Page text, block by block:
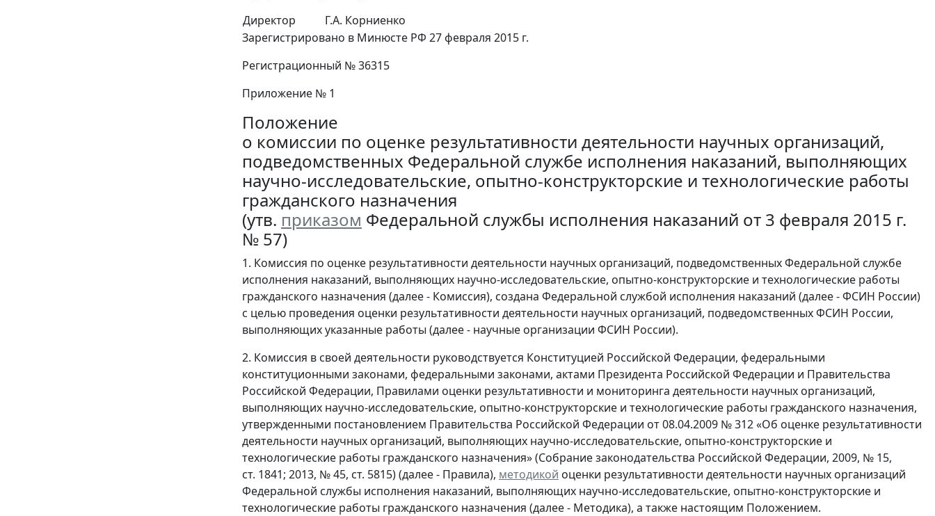
Директор
Г.А. Корниенко
Зарегистрировано в Минюсте РФ 27 февраля 2015 г.
Регистрационный № 36315
Приложение № 1
Положение
о комиссии по оценке результативности деятельности научных организаций,
подведомственных Федеральной службе исполнения наказаний, выполняющих
научно-исследовательские, опытно-конструкторские и технологические работы
гражданского назначения
(утв. приказом Федеральной службы исполнения наказаний от 3 февраля 2015 г.
№ 57)
1. Комиссия по оценке результативности деятельности научных организаций, подведомственных Федеральной службе
исполнения наказаний, выполняющих научно-исследовательские, опытно-конструкторские и технологические работы
гражданского назначения (далее - Комиссия), создана Федеральной службой исполнения наказаний (далее - ФСИН России)
с целью проведения оценки результативности деятельности научных организаций, подведомственных ФСИН России,
выполняющих указанные работы (далее - научные организации ФСИН России).
2. Комиссия в своей деятельности руководствуется Конституцией Российской Федерации, федеральными
конституционными законами, федеральными законами, актами Президента Российской Федерации и Правительства
Российской Федерации, Правилами оценки результативности и мониторинга деятельности научных организаций,
выполняющих научно-исследовательские, опытно-конструкторские и технологические работы гражданского назначения,
утвержденными постановлением Правительства Российской Федерации от 08.04.2009 № 312 «Об оценке результативности
деятельности научных организаций, выполняющих научно-исследовательские, опытно-конструкторские и
технологические работы гражданского назначения» (Собрание законодательства Российской Федерации, 2009, № 15,
ст. 1841; 2013, № 45, ст. 5815) (далее - Правила), методикой оценки результативности деятельности научных организаций
Федеральной службы исполнения наказаний, выполняющих научно-исследовательские, опытно-конструкторские и
технологические работы гражданского назначения (далее - Методика), а также настоящим Положением.